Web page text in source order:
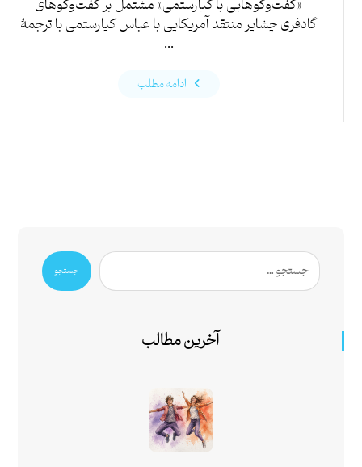
«گفت‌وگوهایی با کیارستمی» مشتمل بر گفت‌وگوهای
گادفری چشایر منتقد آمریکایی با عباس کیارستمی با ترجمۀ
...
ادامه مطلب
جستجو
آخرین مطالب